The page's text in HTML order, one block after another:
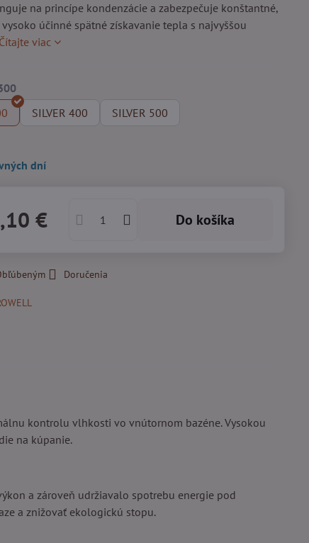
na princípe kondenzácie a zabezpečuje konštantné,
účinné spätné získavanie tepla s najvyššou
Čítajte viac
SILVER 400 SILVER 500
dní
€ Do košíka
Doručenia
kontrolu vlhkosti vo vnútornom bazéne. Vysokou
na kúpanie.
a zároveň udržiavalo spotrebu energie pod
a znižovať ekologickú stopu.